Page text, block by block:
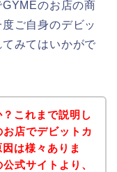
のお店の商
ご自身のデビッ
みてはいかがで
これまで説明し
店でデビットカ
は様々ありま
式サイトより、